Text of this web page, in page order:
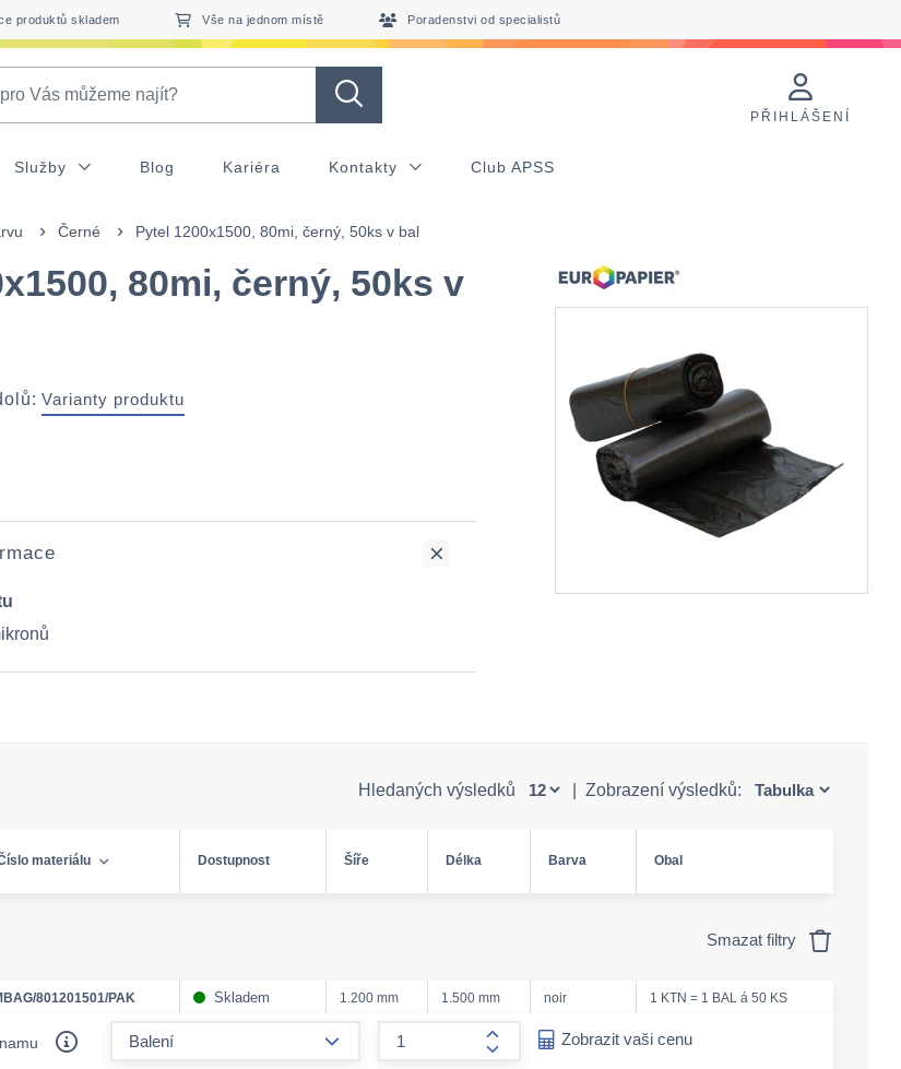
produktů skladem Vše na jednom místě Poradenstvi od specialistů
PŘIHLÁŠENÍ
Služby Blog Kariéra Kontakty Club APSS
Černé Pytel 1200x1500, 80mi, černý, 50ks v bal
80mi, černý, 50ks v
Varianty produktu
Hledaných výsledků Zobrazení výsledků:
materiálu Dostupnost Šíře Délka Barva Obal
Smazat filtry
801201501/PAK Skladem 1.200 mm 1.500 mm noir 1 KTN = 1 BAL á 50 KS
form.increase-amount
Zobrazit vaši cenu